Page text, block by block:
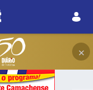
×